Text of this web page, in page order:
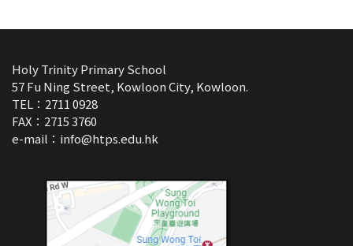
Holy Trinity Primary School
57 Fu Ning Street, Kowloon City, Kowloon.
TEL：2711 0928
FAX：2715 3760
e-mail： info@htps.edu.hk